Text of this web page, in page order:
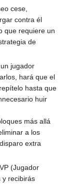
cese,
contra él
que requiere un
de
jugador
hará que el
hasta que
huir
más allá
a los
extra
(Jugador
y recibirás